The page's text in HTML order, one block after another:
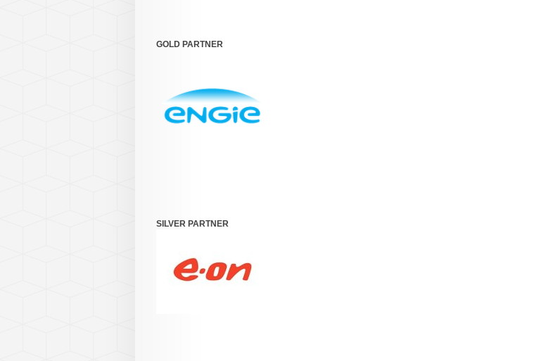
GOLD PARTNER
SILVER PARTNER